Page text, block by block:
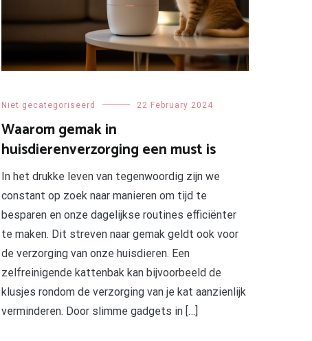
Niet gecategoriseerd 22 February 2024
Waarom gemak in
huisdierenverzorging een must is
In het drukke leven van tegenwoordig zijn we
constant op zoek naar manieren om tijd te
besparen en onze dagelijkse routines efficiënter
te maken. Dit streven naar gemak geldt ook voor
de verzorging van onze huisdieren. Een
zelfreinigende kattenbak kan bijvoorbeeld de
klusjes rondom de verzorging van je kat aanzienlijk
verminderen. Door slimme gadgets in […]